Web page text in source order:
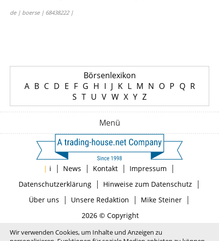
de | boerse | 68438222 |
Börsenlexikon
A B C D E F G H I J K L M N O P Q R
S T U V W X Y Z
Menü
| i | News | Kontakt | Impressum |
Datenschutzerklärung| Hinweise zum Datenschutz |
Über uns | Unsere Redaktion | Mike Steiner|
2026 © Copyright
Wir verwenden Cookies, um Inhalte und Anzeigen zu